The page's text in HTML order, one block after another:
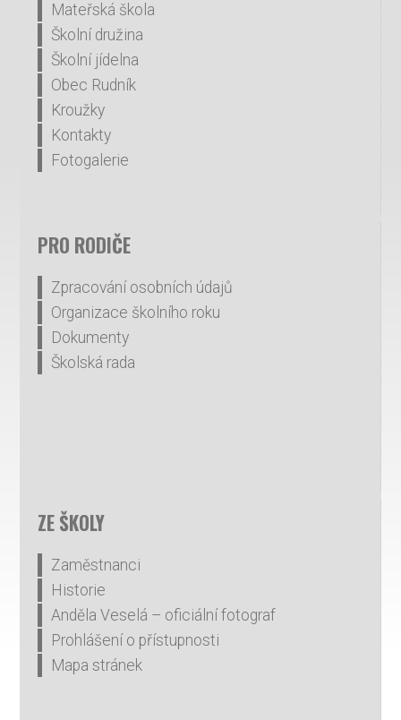
Mateřská škola
Školní družina
Školní jídelna
Obec Rudník
Kroužky
Kontakty
Fotogalerie
PRO RODIČE
Zpracování osobních údajů
Organizace školního roku
Dokumenty
Školská rada
ZE ŠKOLY
Zaměstnanci
Historie
Anděla Veselá – oficiální fotograf
Prohlášení o přístupnosti
Mapa stránek